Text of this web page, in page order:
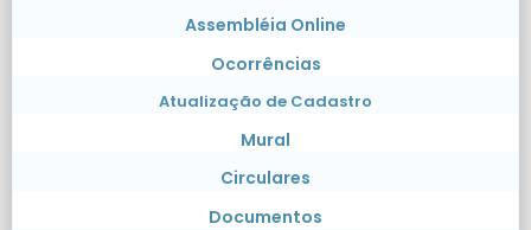
Assembléia Online
Ocorrências
Atualização de Cadastro
Mural
Circulares
Documentos